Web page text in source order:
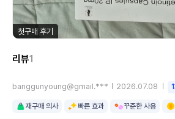
첫구매 후기
리뷰1
banggunyoung@gmail.*** 2026.07.08
재구매 의사 빠른 효과 꾸준한 사용